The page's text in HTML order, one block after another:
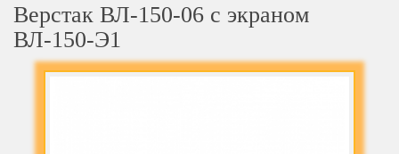
Верстак ВЛ-150-06 с экраном
ВЛ-150-Э1